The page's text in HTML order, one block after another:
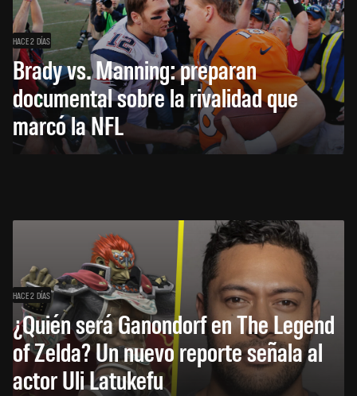
HACE 2 DÍAS
Brady vs. Manning: preparan
documental sobre la rivalidad que
marcó la NFL
HACE 2 DÍAS
¿Quién será Ganondorf en The Legend
of Zelda? Un nuevo reporte señala al
actor Uli Latukefu